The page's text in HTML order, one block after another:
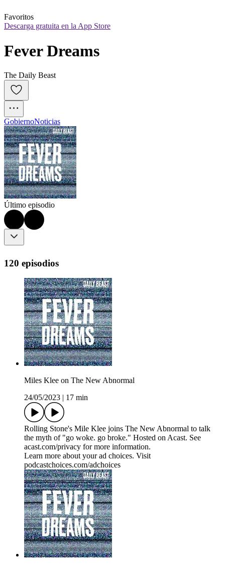
Favoritos
Descarga gratuita en la App Store
Fever Dreams
The Daily Beast
GobiernoNoticias
Último episodio
120 episodios
Miles Klee on The New Abnormal
24/05/2023
17 min
Rolling Stone's Mile Klee joins The New Abnormal to talk
the myth of "go woke. go broke." Hosted on Acast. See
acast.com/privacy for more information.
Learn more about your ad choices. Visit
podcastchoices.com/adchoices